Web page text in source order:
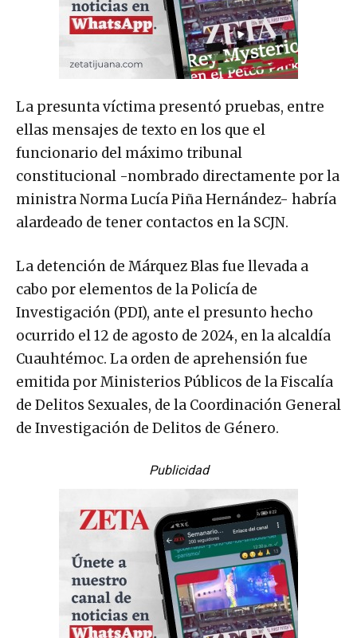
La presunta víctima presentó pruebas, entre
ellas mensajes de texto en los que el
funcionario del máximo tribunal
constitucional -nombrado directamente por la
ministra Norma Lucía Piña Hernández- habría
alardeado de tener contactos en la SCJN.
La detención de Márquez Blas fue llevada a
cabo por elementos de la Policía de
Investigación (PDI), ante el presunto hecho
ocurrido el 12 de agosto de 2024, en la alcaldía
Cuauhtémoc. La orden de aprehensión fue
emitida por Ministerios Públicos de la Fiscalía
de Delitos Sexuales, de la Coordinación General
de Investigación de Delitos de Género.
Publicidad